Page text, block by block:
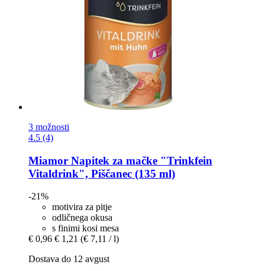
3 možnosti
4.5 (4)
Miamor Napitek za mačke "Trinkfein
Vitaldrink", Piščanec (135 ml)
-21%
motivira za pitje
odličnega okusa
s finimi kosi mesa
€ 0,96 € 1,21 (€ 7,11 / l)
Dostava do 12 avgust